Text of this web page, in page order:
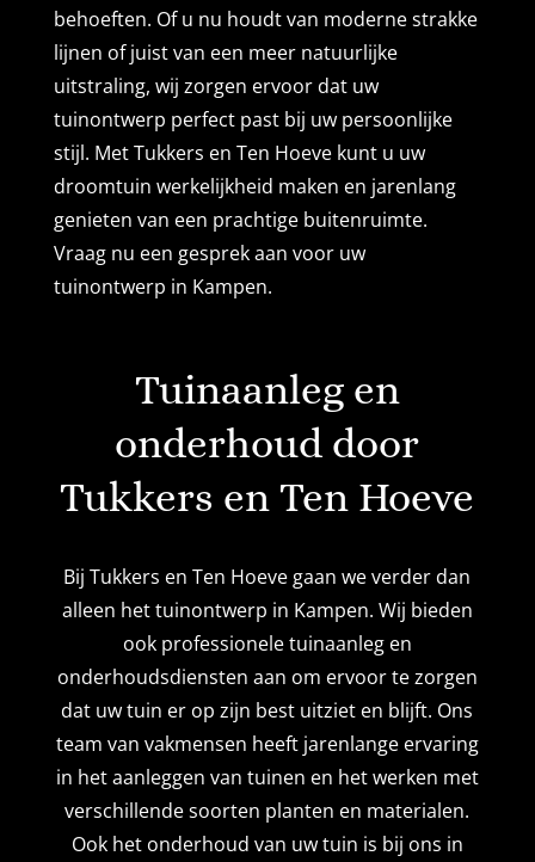
behoeften. Of u nu houdt van moderne strakke
lijnen of juist van een meer natuurlijke
uitstraling, wij zorgen ervoor dat uw
tuinontwerp perfect past bij uw persoonlijke
stijl. Met Tukkers en Ten Hoeve kunt u uw
droomtuin werkelijkheid maken en jarenlang
genieten van een prachtige buitenruimte.
Vraag nu een gesprek aan voor uw
tuinontwerp in Kampen.
Tuinaanleg en
onderhoud door
Tukkers en Ten Hoeve
Bij Tukkers en Ten Hoeve gaan we verder dan
alleen het tuinontwerp in Kampen. Wij bieden
ook professionele tuinaanleg en
onderhoudsdiensten aan om ervoor te zorgen
dat uw tuin er op zijn best uitziet en blijft. Ons
team van vakmensen heeft jarenlange ervaring
in het aanleggen van tuinen en het werken met
verschillende soorten planten en materialen.
Ook het onderhoud van uw tuin is bij ons in